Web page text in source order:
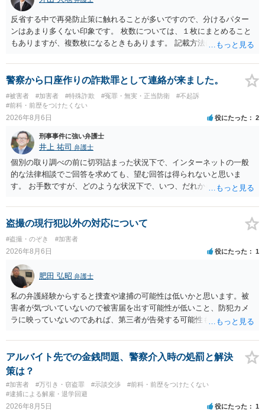
反省する中で再発防止策に触れることが多いですので、分けるパター
ンはあまり多くない印象です。 枚数については、１枚にまとめること
もありますが、複数枚になるときもあります。 記載方法については、
います。 したがいまして、いずれも良いかと考えます。
警察から口座作りの詐欺罪として連絡が来ました。
#被害者 #加害者 #特殊詐欺 #冤罪・無実・正当防衛
#不起訴
#前科・前歴をつけたくない
2026年8月6日 役にたった 2
刑事事件に強い弁護士
井上 祐司 弁護士
個別の取り調べの前に切羽詰まった状況下で、インターネットの一般
的な法律相談でご回答を求めても、望む回答は得られないと思いま
す。 お手数ですが、どのような状況下で、いつ、だれからどのような
の程度だと聞いているのかということについて、お近くで詳細な法律
相談を受けられたうえで対処方法を探された方がよいと思われます。
一般論でいえば、任意取り調べの場合、ＩＣレコーダーを持参して取
り調べ内容を録音することは必須だと考えます。
盗撮の現行犯以外の対応について
#盗撮・のぞき #加害者
2026年8月6日 役にたった 1
肥田 弘昭 弁護士
私の弁護経験からすると捜査や逮捕の可能性は低いかと思います。被
害者が気づいていないので被害届を出す可能性が低いこと、防犯カメ
ラに映っていないのであれば、第三者が告発する可能性も低いこと、
座る女性を盗撮(全体像写真1枚と5秒程度の動画)してしまいました。下
着や胸など強調したものではありません。」とありますが、少なくと
も捜査段階では性的姿態等撮影罪の被疑事実で逮捕勾留されるケース
が私の弁護経験では多くなった印象です（最終的には不起訴ないし各
都道府県の迷惑防止条例違反になることもあります）。2度としないこ
とをお勧めいたします。ご参考にしてください。
アルバイト先での金銭問題、警察介入時の処罰と解決
策は？
#加害者 #万引き・窃盗罪 #示談交渉
#前科・前歴をつけたくない
#逮捕による解雇・退学回避
2026年8月5日 役にたった 1